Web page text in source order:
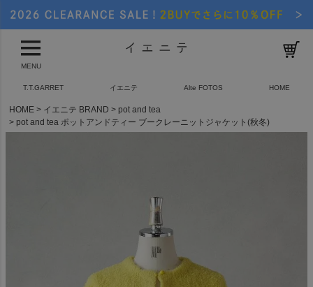
MENU
T.T.GARRET イエニテ Alte FOTOS HOME
HOME イエニテ BRAND
pot and tea
pot and tea ポットアンドティー ブークレーニットジャケット(秋冬)